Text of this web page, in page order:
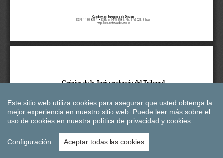
Este sitio web utiliza cookies para asegurar que usted obtenga la
mejor experiencia en nuestro sitio web. Puede leer más sobre el
uso de cookies en nuestra política de privacidad y cookies
Configuración Aceptar todas las cookies